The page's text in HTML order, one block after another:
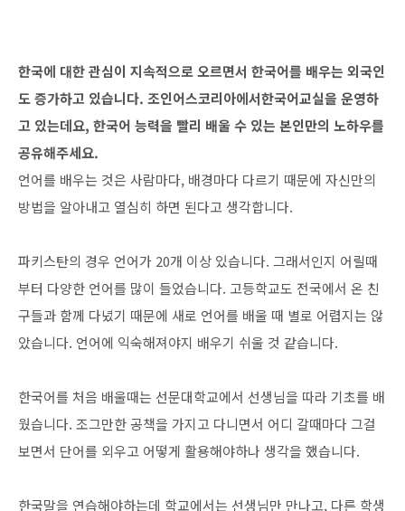
한국에 대한 관심이 지속적으로 오르면서 한국어를 배우는 외국인
도 증가하고 있습니다. 조인어스코리아에서한국어교실을 운영하
고 있는데요, 한국어 능력을 빨리 배울 수 있는 본인만의 노하우를
공유해주세요.
언어를 배우는 것은 사람마다, 배경마다 다르기 때문에 자신만의
방법을 알아내고 열심히 하면 된다고 생각합니다.
파키스탄의 경우 언어가 20개 이상 있습니다. 그래서인지 어릴때
부터 다양한 언어를 많이 들었습니다. 고등학교도 전국에서 온 친
구들과 함께 다녔기 때문에 새로 언어를 배울 때 별로 어렵지는 않
았습니다. 언어에 익숙해져야지 배우기 쉬울 것 같습니다.
한국어를 처음 배울때는 선문대학교에서 선생님을 따라 기초를 배
웠습니다. 조그만한 공책을 가지고 다니면서 어디 갈때마다 그걸
보면서 단어를 외우고 어떻게 활용해야하나 생각을 했습니다.
한국말을 연습해야하는데 학교에서는 선생님만 만나고, 다른 학생